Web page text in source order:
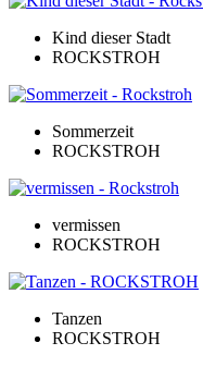
Kind dieser Stadt
ROCKSTROH
Sommerzeit
ROCKSTROH
vermissen
ROCKSTROH
Tanzen
ROCKSTROH